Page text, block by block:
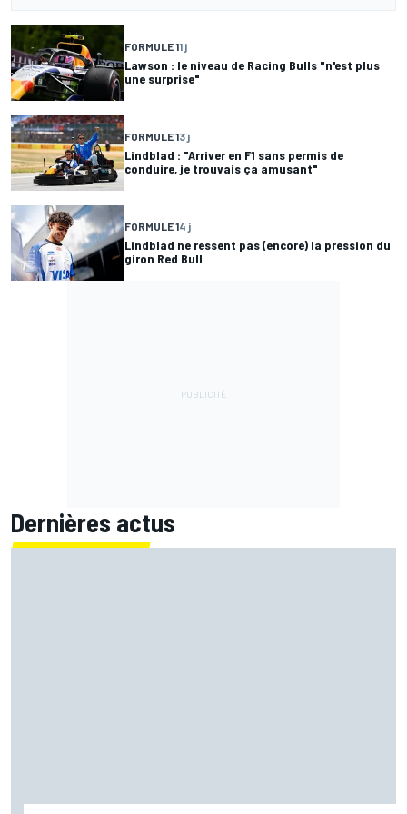
FORMULE 11 j
Lawson : le niveau de Racing Bulls "n'est plus
une surprise"
FORMULE 13 j
Lindblad : "Arriver en F1 sans permis de
conduire, je trouvais ça amusant"
FORMULE 14 j
Lindblad ne ressent pas (encore) la pression du
giron Red Bull
Dernières actus